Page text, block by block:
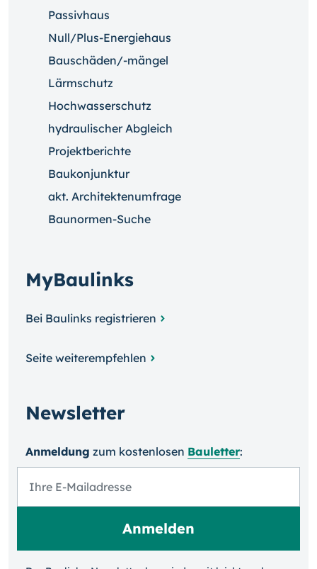
Passivhaus
Null/Plus-Energiehaus
Bauschäden/-mängel
Lärmschutz
Hochwasserschutz
hydraulischer Abgleich
Projektberichte
Baukonjunktur
akt. Architektenumfrage
Baunormen-Suche
MyBaulinks
Bei Baulinks registrieren
Seite weiterempfehlen
Newsletter
Anmeldung zum kosten­losen Bauletter: